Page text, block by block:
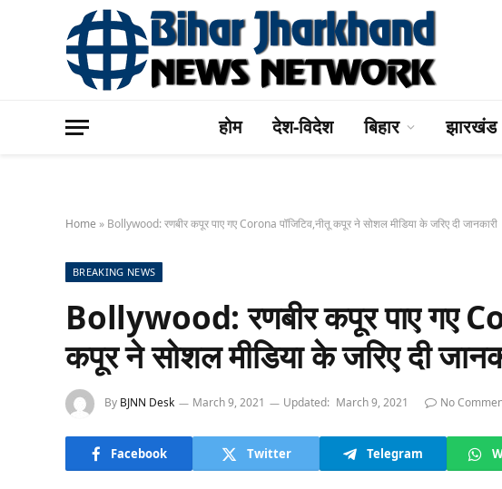
होम देश-विदेश बिहार झारखंड
Home » Bollywood: रणबीर कपूर पाए गए Corona पॉजिटिव,नीतू कपूर ने सोशल मीडिया के जरिए दी जानकारी
BREAKING NEWS
Bollywood: रणबीर कपूर पाए गए
कपूर ने सोशल मीडिया के जरिए दी
By BJNN Desk March 9, 2021 Updated: March 9, 2021 No
Facebook Twitter Telegram